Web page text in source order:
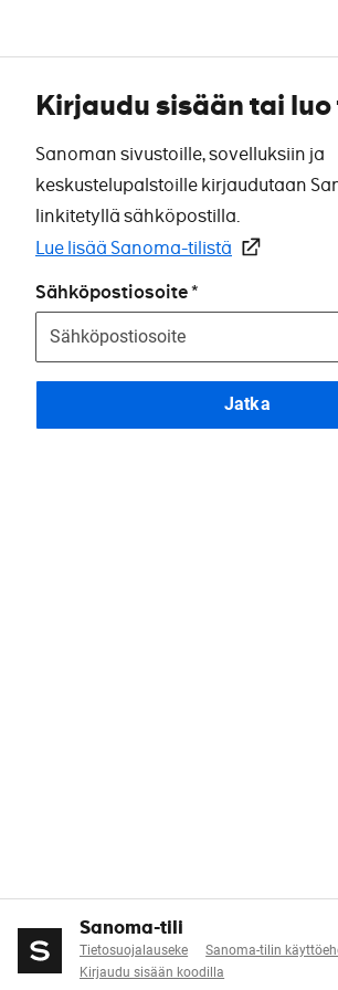
Kirjaudu sisään tai
Sanoman sivustoille, sovelluksiin ja
keskustelupalstoille kirjaudutaan
linkitetyllä sähköpostilla.
Lue lisää Sanoma-tilistä
Sähköpostiosoite
Jatka
Sanoma-tili
Tietosuojalauseke Sanoma-tilin
Kirjaudu sisään koodilla